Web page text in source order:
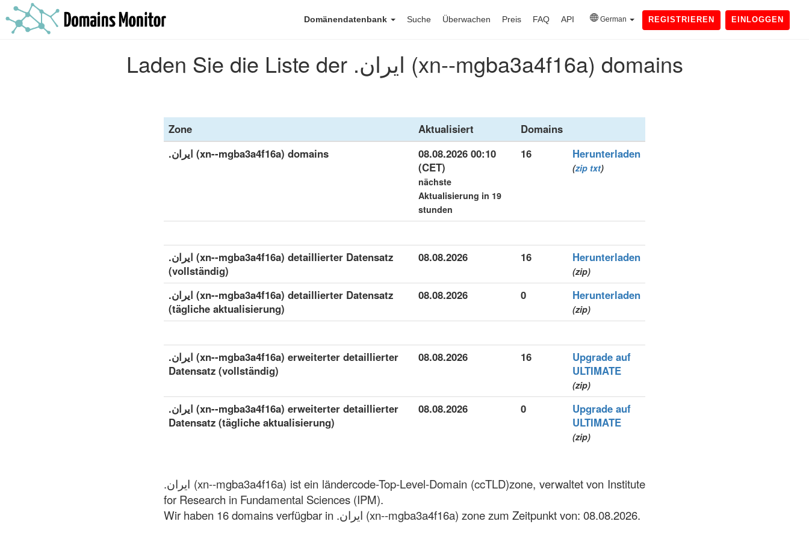
Domänendatenbank Suche Überwachen Preis FAQ API German REGISTRIEREN EINLOGGEN
Laden Sie die Liste der .ایران (xn--mgba3a4f16a) domains
Zone Aktualisiert
Domains
.ایران (xn--mgba3a4f16a) domains
08.08.2026 00:10
(CET)
nächste
Aktualisierung in 19
stunden
16 Herunterladen
(zip txt)
.ایران (xn--mgba3a4f16a) detaillierter Datensatz
(vollständig)
08.08.2026 16 Herunterladen
(zip)
.ایران (xn--mgba3a4f16a) detaillierter Datensatz
(tägliche aktualisierung)
08.08.2026 0 Herunterladen
(zip)
.ایران (xn--mgba3a4f16a) erweiterter detaillierter
Datensatz (vollständig)
08.08.2026 16
Upgrade auf
ULTIMATE
(zip)
.ایران (xn--mgba3a4f16a) erweiterter detaillierter
Datensatz (tägliche aktualisierung)
08.08.2026 0
Upgrade auf
ULTIMATE
(zip)
.ایران (xn--mgba3a4f16a) ist ein ländercode-Top-Level-Domain (ccTLD)zone, verwaltet von Institute
for Research in Fundamental Sciences (IPM).
Wir haben 16 domains verfügbar in .ایران (xn--mgba3a4f16a) zone zum Zeitpunkt von: 08.08.2026.